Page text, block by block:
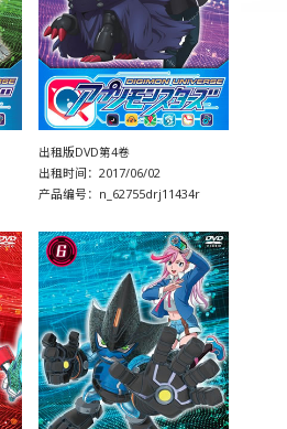
出租版DVD第4卷
出租时间：2017/06/02
产品编号：n_62755drj11434r